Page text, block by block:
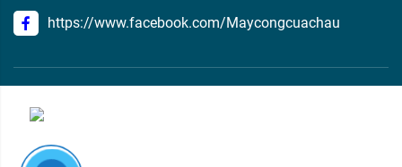
https://www.facebook.com/Maycongcuachau